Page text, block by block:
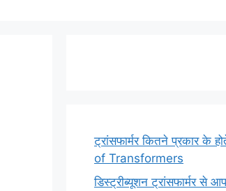
ट्रांसफार्मर कितने प्रकार के
of Transformers
डिस्ट्रीब्यूशन ट्रांसफार्मर से